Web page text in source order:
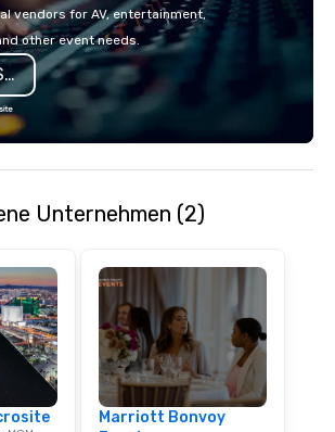
vendors for AV, entertainment,
other event needs.
Erfahren Sie mehr
Unternehmen (2)
Marriott Bonvoy